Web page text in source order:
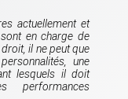
actuellement et
en charge de
il ne peut que
une
lesquels il doit
performances